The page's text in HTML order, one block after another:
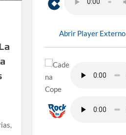
Abrir Player Externo